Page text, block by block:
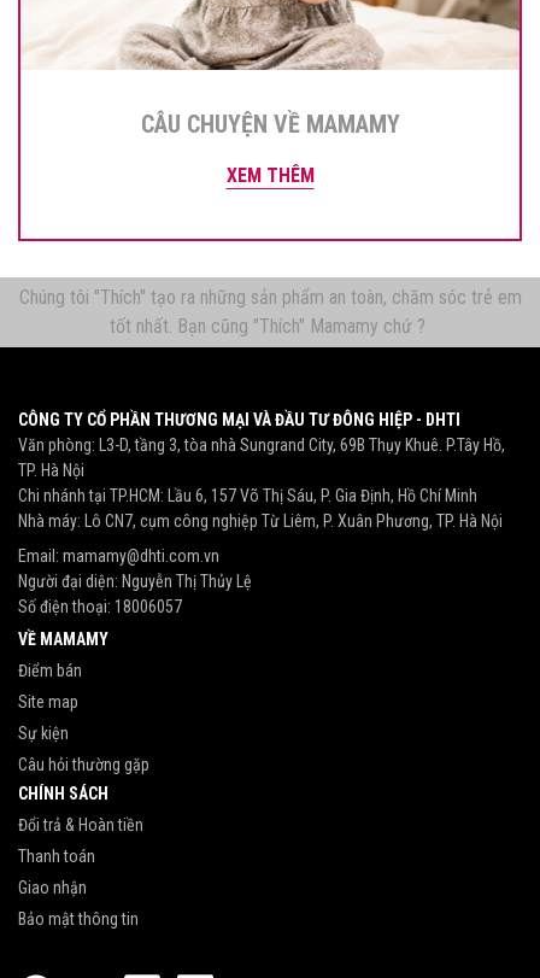
CÂU CHUYỆN VỀ MAMAMY
XEM THÊM
Chúng tôi "Thích" tạo ra những sản phẩm an toàn, chăm sóc trẻ em
tốt nhất. Bạn cũng "Thích" Mamamy chứ ?
CÔNG TY CỔ PHẦN THƯƠNG MẠI VÀ ĐẦU TƯ ĐÔNG HIỆP - DHTI
Văn phòng: L3-D, tầng 3, tòa nhà Sungrand City, 69B Thụy Khuê. P.Tây Hồ,
TP. Hà Nội
Chi nhánh tại TP.HCM: Lầu 6, 157 Võ Thị Sáu, P. Gia Định, Hồ Chí Minh
Nhà máy: Lô CN7, cụm công nghiệp Từ Liêm, P. Xuân Phương, TP. Hà Nội
Email: mamamy@dhti.com.vn
Người đại diện: Nguyễn Thị Thủy Lệ
Số điện thoại: 18006057
VỀ MAMAMY
Điểm bán
Site map
Sự kiện
Câu hỏi thường gặp
CHÍNH SÁCH
Đổi trả & Hoàn tiền
Thanh toán
Giao nhận
Bảo mật thông tin